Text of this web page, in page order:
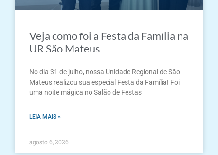
Veja como foi a Festa da Família na
UR São Mateus
No dia 31 de julho, nossa Unidade Regional de São
Mateus realizou sua especial Festa da Família! Foi
uma noite mágica no Salão de Festas
LEIA MAIS »
agosto 6, 2026